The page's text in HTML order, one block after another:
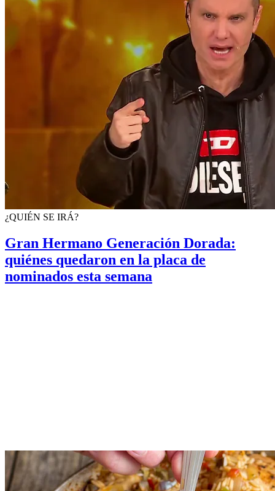
¿QUIÉN SE IRÁ?
Gran Hermano Generación Dorada:
quiénes quedaron en la placa de
nominados esta semana